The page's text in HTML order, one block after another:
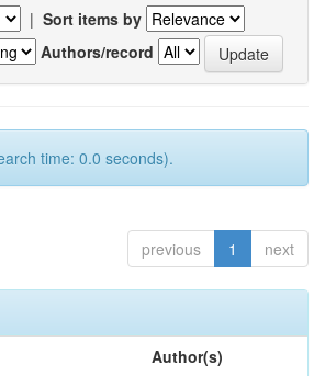
| Sort items by
Authors/record
time: 0.0 seconds).
previous 1 next
Author(s)